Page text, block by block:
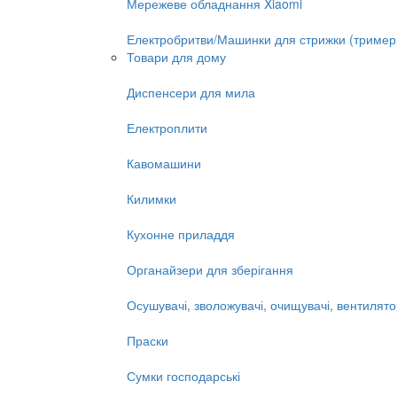
Мережеве обладнання Xiaomi
Електробритви/Машинки для стрижки
Товари для дому
Диспенсери для мила
Електроплити
Кавомашини
Килимки
Кухонне приладдя
Органайзери для зберігання
Осушувачі, зволожувачі, очищувачі,
Праски
Сумки господарські